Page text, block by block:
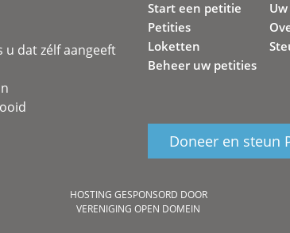
u dat zélf aangeeft
Start een petitie
Petities
Loketten
Beheer uw petities
Doneer en steun
HOSTING GESPONSORD DOOR
VERENIGING OPEN DOMEIN